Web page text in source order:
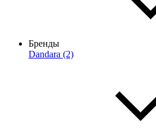
Бренды
Dandara (2)